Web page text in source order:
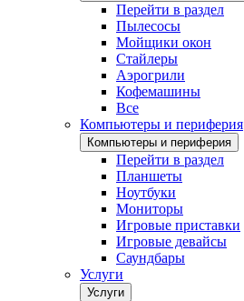
Перейти в раздел
Пылесосы
Мойщики окон
Стайлеры
Аэрогрили
Кофемашины
Все
Компьютеры и периферия
Компьютеры и периферия
Перейти в раздел
Планшеты
Ноутбуки
Мониторы
Игровые приставки
Игровые девайсы
Саундбары
Услуги
Услуги